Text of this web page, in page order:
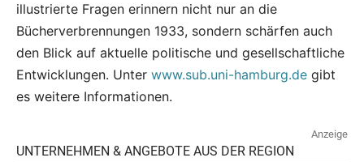
illustrierte Fragen erinnern nicht nur an die
Bücherverbrennungen 1933, sondern schärfen auch
den Blick auf aktuelle politische und gesellschaftliche
Entwicklungen. Unter www.sub.uni-hamburg.de gibt
es weitere Informationen.